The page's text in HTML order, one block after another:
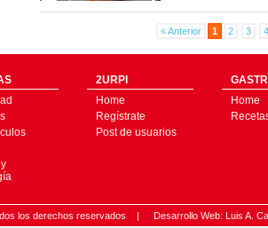
« Anterior 1 2 3 4
2URPI
Home
Regístrate
Post de usuarios
Home
los derechos reservados | Desarrollo Web: Luis